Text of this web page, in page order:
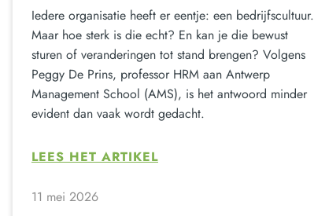
Iedere organisatie heeft er eentje: een bedrijfscultuur.
Maar hoe sterk is die echt? En kan je die bewust
sturen of veranderingen tot stand brengen? Volgens
Peggy De Prins, professor HRM aan Antwerp
Management School (AMS), is het antwoord minder
evident dan vaak wordt gedacht.
LEES HET ARTIKEL
11 mei 2026